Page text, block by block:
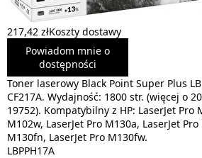
217,42 złKoszty dostawy
Powiadom mnie o
dostępności
Toner laserowy Black Point Super Plus
CF217A. Wydajność: 1800 str. (więcej o
19752). Kompatybilny z HP: LaserJet Pro
M102w, LaserJet Pro M130a, LaserJet
M130fn, LaserJet Pro M130fw.
LBPPH17A